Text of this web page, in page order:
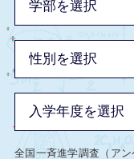
全国一斉進学調査（ア